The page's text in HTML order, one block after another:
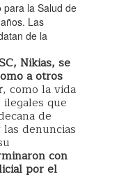
para la Salud de
Las
de la
Nikias, se
a otros
, como la vida
que
de
las denuncias
con
por el